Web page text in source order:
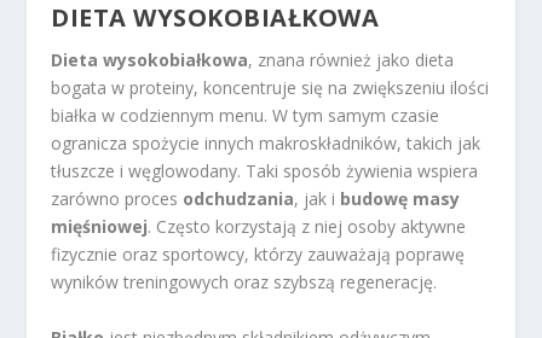
DIETA WYSOKOBIAŁKOWA
Dieta wysokobiałkowa, znana również jako dieta
bogata w proteiny, koncentruje się na zwiększeniu ilości
białka w codziennym menu. W tym samym czasie
ogranicza spożycie innych makroskładników, takich jak
tłuszcze i węglowodany. Taki sposób żywienia wspiera
zarówno proces odchudzania, jak i budowę masy
mięśniowej. Często korzystają z niej osoby aktywne
fizycznie oraz sportowcy, którzy zauważają poprawę
wyników treningowych oraz szybszą regenerację.